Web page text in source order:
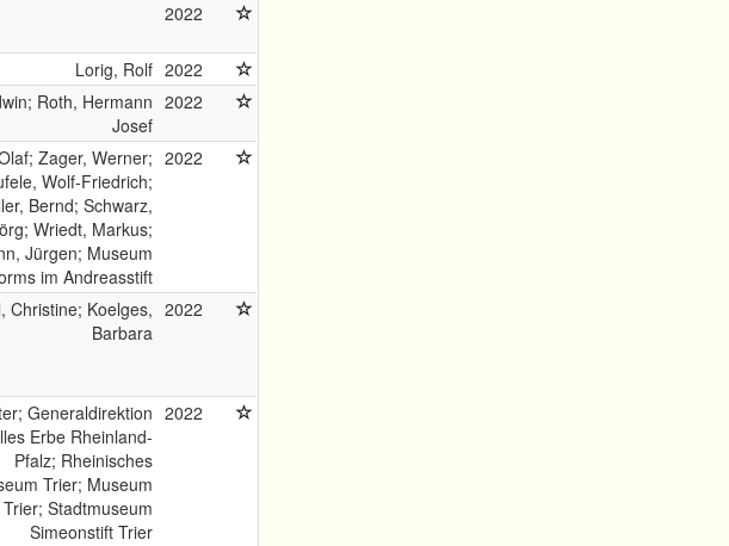
2022
Lorig, Rolf 2022
Roth, Hermann
Josef
2022
Zager, Werner;
Wolf-Friedrich;
Bernd; Schwarz,
Wriedt, Markus;
Jürgen; Museum
im Andreasstift
2022
Christine; Koelges,
Barbara
2022
Generaldirektion
Erbe Rheinland-
Pfalz; Rheinisches
Trier; Museum
Stadtmuseum
Simeonstift Trier
2022